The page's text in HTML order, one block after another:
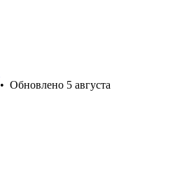
• Обновлено 5 августа